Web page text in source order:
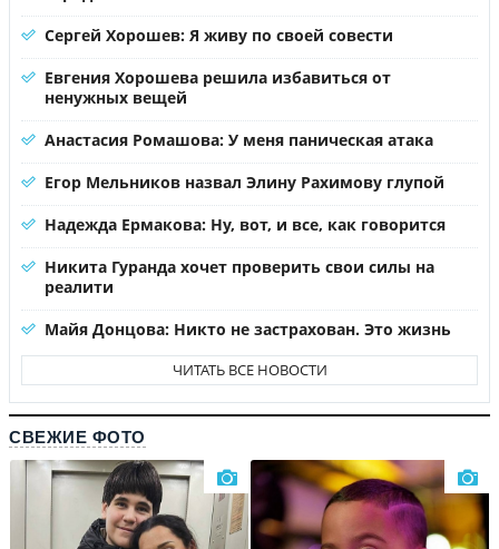
Сергей Хорошев: Я живу по своей совести
Евгения Хорошева решила избавиться от
ненужных вещей
Анастасия Ромашова: У меня паническая атака
Егор Мельников назвал Элину Рахимову глупой
Надежда Ермакова: Ну, вот, и все, как говорится
Никита Гуранда хочет проверить свои силы на
реалити
Майя Донцова: Никто не застрахован. Это жизнь
ЧИТАТЬ ВСЕ НОВОСТИ
СВЕЖИЕ ФОТО